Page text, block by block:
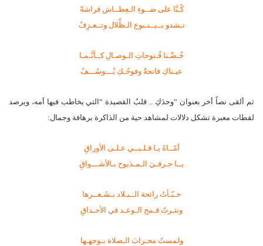
كُـنَّا على ضــوءِ الـعِطــاش فراشةً
تـشدو بــيــنـبوع الـظِّلال وتــعـزِفُ
خُـضْـنا فُـتوحاتِ الـوصـالِ كــأنَّـمـا
عيـناكِ فاتحةٌ وفوحُـكِ يُـــوسُـــفُ
ثم ألقى نصاً أخر بعنوان “وحدَكِ .. قلبُ القصيدة “التي يخاطب فيها أمه، ويرصد
لقطات معبرة تشكل دلالات لمشاهد حية من الذاكرة برهافة وجمال:
أمّــاهُ يـا قـلـبــي عـلـى الأوراقِ
يــا حـرفـيَ الـمـذبوح بـالأشـــواقِ
خـبّـأتُ رائحة الــبـلاد بـشَـعــرها
ونثـرتُ قـمح الـوعـد في الأحـداقِ
ولمستُ محـرابَ الـصلاة بـوجهـها